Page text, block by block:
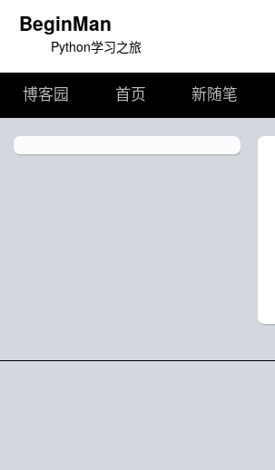
BeginMan
Python学习之旅
博客园 首页 新随笔